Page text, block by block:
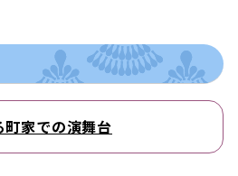
家での演舞台